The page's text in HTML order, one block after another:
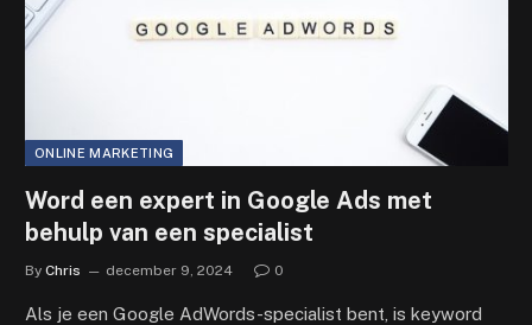
ONLINE MARKETING
Word een expert in Google Ads met
behulp van een specialist
By Chris december 9, 2024 0
Als je een Google AdWords-specialist bent, is keyword